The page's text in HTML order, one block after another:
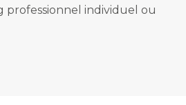
professionnel individuel ou